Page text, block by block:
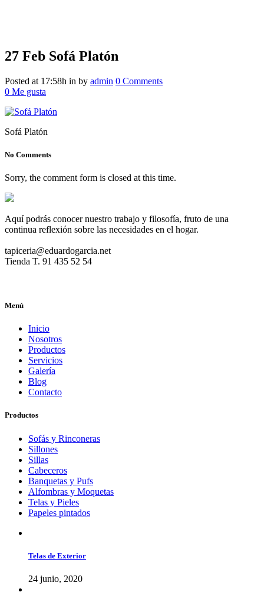
Sofá Platón
27 Feb Sofá Platón
Posted at 17:58h in by admin 0 Comments
0 Me gusta
Sofá Platón
No Comments
Sorry, the comment form is closed at this time.
Aquí podrás conocer nuestro trabajo y filosofía, fruto de una
continua reflexión sobre las necesidades en el hogar.
tapiceria@eduardogarcia.net
Tienda T. 91 435 52 54
Menú
Inicio
Nosotros
Productos
Servicios
Galería
Blog
Contacto
Productos
Sofás y Rinconeras
Sillones
Sillas
Cabeceros
Banquetas y Pufs
Alfombras y Moquetas
Telas y Pieles
Papeles pintados
Telas de Exterior
24 junio, 2020